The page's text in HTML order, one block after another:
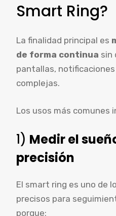
Smart Ring?
La finalidad principal es
de forma continua sin
pantallas,
complejas.
Los usos más comunes
1) Medir el
precisión
El smart ring es uno de
precisos para
porque: